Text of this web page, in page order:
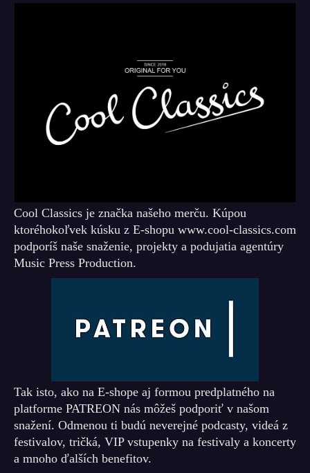
Cool Classics je značka našeho merču. Kúpou
ktoréhokoľvek kúsku z E-shopu www.cool-classics.com
podporíš naše snaženie, projekty a podujatia agentúry
Music Press Production.
Tak isto, ako na E-shope aj formou predplatného na
platforme PATREON nás môžeš podporiť v našom
snažení. Odmenou ti budú neverejné podcasty, videá z
festivalov, tričká, VIP vstupenky na festivaly a koncerty
a mnoho ďalších benefitov.